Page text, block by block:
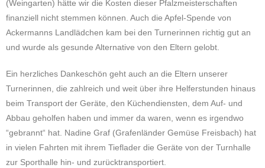
(Weingarten) hätte wir die Kosten dieser Pfalzmeisterschaften
finanziell nicht stemmen können. Auch die Apfel-Spende von
Ackermanns Landlädchen kam bei den Turnerinnen richtig gut an
und wurde als gesunde Alternative von den Eltern gelobt.
Ein herzliches Dankeschön geht auch an die Eltern unserer
Turnerinnen, die zahlreich und weit über ihre Helferstunden hinaus
beim Transport der Geräte, den Küchendiensten, dem Auf- und
Abbau geholfen haben und immer da waren, wenn es irgendwo
“gebrannt“ hat. Nadine Graf (Grafenländer Gemüse Freisbach) hat
in vielen Fahrten mit ihrem Tieflader die Geräte von der Turnhalle
zur Sporthalle hin- und zurücktransportiert.